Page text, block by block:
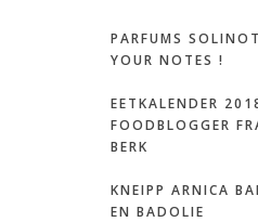
PARFUMS
YOUR NOTES !
EETKALENDER
FOODBLOGGER
BERK
KNEIPP ARNICA
EN BADOLIE